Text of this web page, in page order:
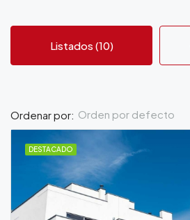
Listados (10)
Ordenar por: Orden por defecto
DESTACADO